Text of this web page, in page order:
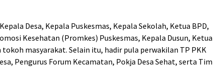
Desa, Kepala Puskesmas, Kepala Sekolah, Ketua BPD,
Kesehatan (Promkes) Puskesmas, Kepala Dusun, Ketua
tokoh masyarakat. Selain itu, hadir pula perwakilan TP PKK
Pengurus Forum Kecamatan, Pokja Desa Sehat, serta Tim